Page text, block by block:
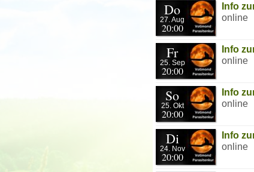
Do
27. Aug
20:00
Info
online
Fr
25. Sep
20:00
Info
online
So
25. Okt
20:00
Info
online
Di
24. Nov
20:00
Info
online